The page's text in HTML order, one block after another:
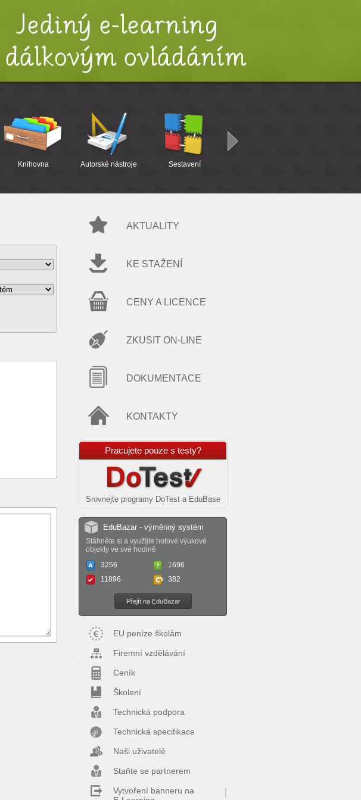
Knihovna Autorské nástroje Sestavení
AKTUALITY
KE STAŽENÍ
CENY A LICENCE
ZKUSIT ON-LINE
DOKUMENTACE
KONTAKTY
Pracujete pouze s testy?
Srovnejte programy DoTest a EduBase
EduBazar - výměnný systém
Stáhněte si a využíjte hotové výukové
objekty ve své hodině
3256
1696
11896
382
Přejít na EduBazar
EU peníze školám
Firemní vzdělávání
Ceník
Školení
Technická podpora
Technická specifikace
Naši uživatelé
Staňte se partnerem
Vytvoření banneru na